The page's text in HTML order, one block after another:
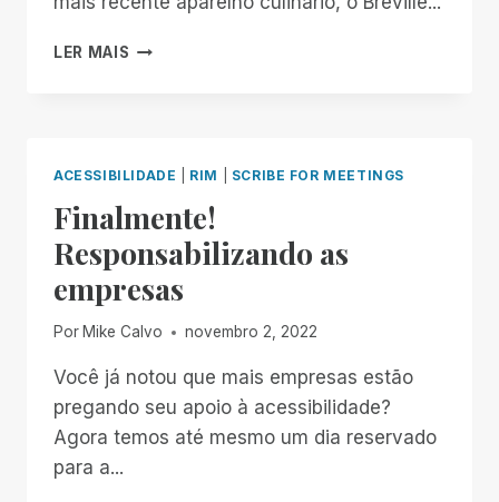
LER MAIS MEU
CULINÁRIA
SOUS
VIDE:
A
DE
UM
CEGO
ACESSIBILIDADE RIM SCRIBE FOR MEETINGS
Finalmente!
Responsabilizando as
empresas
Por Mike Calvo novembro 2, 2022
Você já notou que mais empresas estão
pregando seu apoio à acessibilidade?
Agora temos até mesmo um dia reservado
para a...